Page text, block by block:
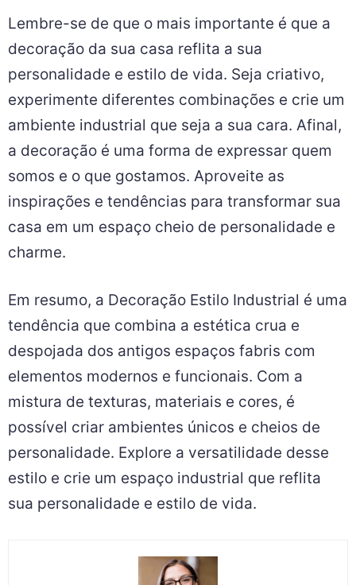
Lembre-se de que o mais importante é que a
decoração da sua casa reflita a sua
personalidade e estilo de vida. Seja criativo,
experimente diferentes combinações e crie um
ambiente industrial que seja a sua cara. Afinal,
a decoração é uma forma de expressar quem
somos e o que gostamos. Aproveite as
inspirações e tendências para transformar sua
casa em um espaço cheio de personalidade e
charme.
Em resumo, a Decoração Estilo Industrial é uma
tendência que combina a estética crua e
despojada dos antigos espaços fabris com
elementos modernos e funcionais. Com a
mistura de texturas, materiais e cores, é
possível criar ambientes únicos e cheios de
personalidade. Explore a versatilidade desse
estilo e crie um espaço industrial que reflita
sua personalidade e estilo de vida.